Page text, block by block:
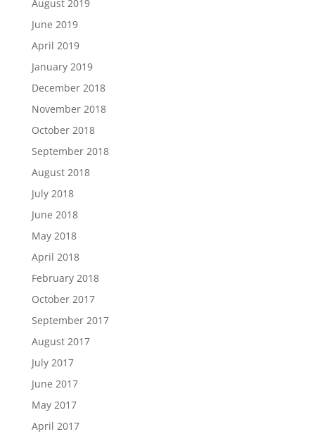
August 2019
June 2019
April 2019
January 2019
December 2018
November 2018
October 2018
September 2018
August 2018
July 2018
June 2018
May 2018
April 2018
February 2018
October 2017
September 2017
August 2017
July 2017
June 2017
May 2017
April 2017